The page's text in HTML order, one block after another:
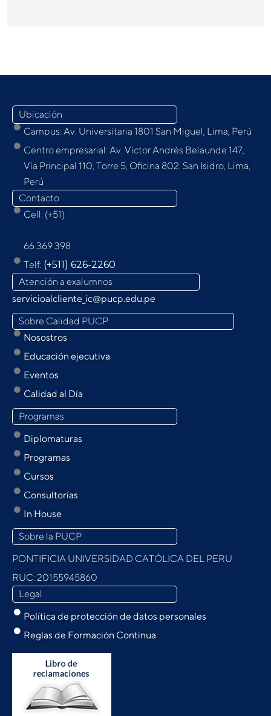
Ubicación
Campus: Av. Universitaria 1801 San Miguel, Lima, Perú
Centro empresarial: Av. Víctor Andrés Belaunde 147,
Vía Principal 110, Torre 5, Oﬁcina 802. San Isidro, Lima,
Perú
Contacto
Cell: (+51)
66 369 398
Telf: (+511) 626-2260
Atención a exalumnos
servicioalcliente_ic@pucp.edu.pe
Sobre Calidad PUCP
Nosostros
Educación ejecutiva
Eventos
Calidad al Día
Programas
Diplomaturas
Programas
Cursos
Consultorías
In House
Sobre la PUCP
PONTIFICIA UNIVERSIDAD CATÓLICA DEL PERU
RUC: 20155945860
Legal
Política de protección de datos personales
Reglas de Formación Continua